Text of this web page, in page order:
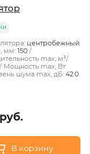
центробежный
мм: 150
max, м³/
Мощность max, Вт:
шума max, дБ: 42.0
В корзину